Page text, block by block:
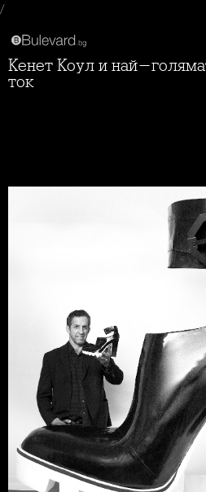
/
Кенет Коул и най-голямата обувка с висок
ток